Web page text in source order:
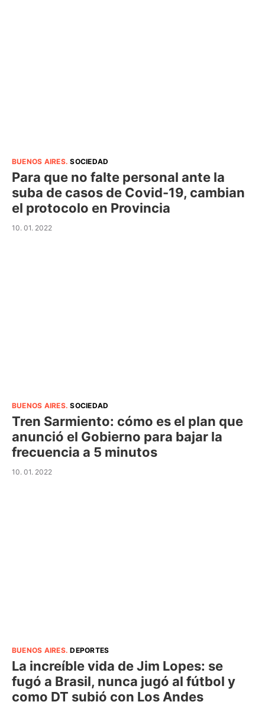
BUENOS AIRES.SOCIEDAD
Para que no falte personal ante la
suba de casos de Covid-19, cambian
el protocolo en Provincia
10. 01. 2022
BUENOS AIRES.SOCIEDAD
Tren Sarmiento: cómo es el plan que
anunció el Gobierno para bajar la
frecuencia a 5 minutos
10. 01. 2022
BUENOS AIRES.DEPORTES
La increíble vida de Jim Lopes: se
fugó a Brasil, nunca jugó al fútbol y
como DT subió con Los Andes